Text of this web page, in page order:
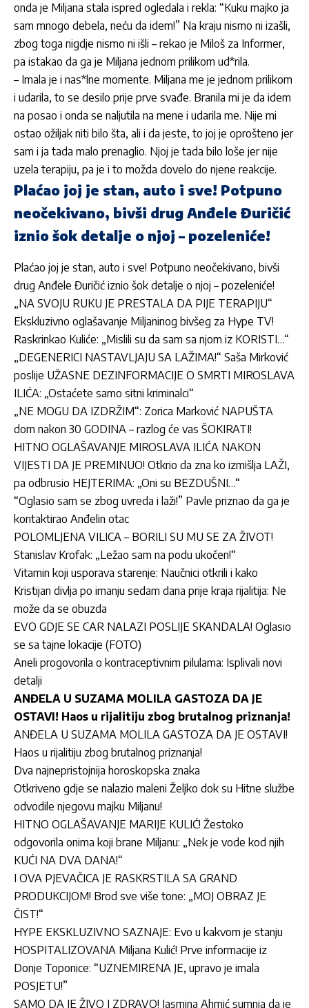
onda je Miljana stala ispred ogledala i rekla: “Kuku majko ja
sam mnogo debela, neću da idem!” Na kraju nismo ni izašli,
zbog toga nigdje nismo ni išli – rekao je Miloš za Informer,
pa istakao da ga je Miljana jednom prilikom ud*rila.
– Imala je i nas*lne momente. Miljana me je jednom prilikom
i udarila, to se desilo prije prve svađe. Branila mi je da idem
na posao i onda se naljutila na mene i udarila me. Nije mi
ostao ožiljak niti bilo šta, ali i da jeste, to joj je oprošteno jer
sam i ja tada malo prenaglio. Njoj je tada bilo loše jer nije
uzela terapiju, pa je i to možda dovelo do njene reakcije.
Plaćao joj je stan, auto i sve! Potpuno
neočekivano, bivši drug Anđele Đuričić
iznio šok detalje o njoj – pozeleniće!
Plaćao joj je stan, auto i sve! Potpuno neočekivano, bivši
drug Anđele Đuričić iznio šok detalje o njoj – pozeleniće!
„NA SVOJU RUKU JE PRESTALA DA PIJE TERAPIJU“
Ekskluzivno oglašavanje Miljaninog bivšeg za Hype TV!
Raskrinkao Kuliće: „Mislili su da sam sa njom iz KORISTI…“
„DEGENERICI NASTAVLJAJU SA LAŽIMA!“ Saša Mirković
poslije UŽASNE DEZINFORMACIJE O SMRTI MIROSLAVA
ILIĆA: „Ostaćete samo sitni kriminalci“
„NE MOGU DA IZDRŽIM“: Zorica Marković NAPUŠTA
dom nakon 30 GODINA – razlog će vas ŠOKIRATI!
HITNO OGLAŠAVANJE MIROSLAVA ILIĆA NAKON
VIJESTI DA JE PREMINUO! Otkrio da zna ko izmišlja LAŽI,
pa odbrusio HEJTERIMA: „Oni su BEZDUŠNI…“
“Oglasio sam se zbog uvreda i laži!” Pavle priznao da ga je
kontaktirao Anđelin otac
POLOMLJENA VILICA – BORILI SU MU SE ZA ŽIVOT!
Stanislav Krofak: „Ležao sam na podu ukočen!“
Vitamin koji usporava starenje: Naučnici otkrili i kako
Kristijan divlja po imanju sedam dana prije kraja rijalitija: Ne
može da se obuzda
EVO GDJE SE CAR NALAZI POSLIJE SKANDALA! Oglasio
se sa tajne lokacije (FOTO)
Aneli progovorila o kontraceptivnim pilulama: Isplivali novi
detalji
ANĐELA U SUZAMA MOLILA GASTOZA DA JE
OSTAVI! Haos u rijalitiju zbog brutalnog priznanja!
ANĐELA U SUZAMA MOLILA GASTOZA DA JE OSTAVI!
Haos u rijalitiju zbog brutalnog priznanja!
Dva najnepristojnija horoskopska znaka
Otkriveno gdje se nalazio maleni Željko dok su Hitne službe
odvodile njegovu majku Miljanu!
HITNO OGLAŠAVANJE MARIJE KULIĆ! Žestoko
odgovorila onima koji brane Miljanu: „Nek je vode kod njih
KUĆI NA DVA DANA!“
I OVA PJEVAČICA JE RASKRSTILA SA GRAND
PRODUKCIJOM! Brod sve više tone: „MOJ OBRAZ JE
ČIST!“
HYPE EKSKLUZIVNO SAZNAJE: Evo u kakvom je stanju
HOSPITALIZOVANA Miljana Kulić! Prve informacije iz
Donje Toponice: “UZNEMIRENA JE, upravo je imala
POSJETU!”
SAMO DA JE ŽIVO I ZDRAVO! Jasmina Ahmić sumnja da je